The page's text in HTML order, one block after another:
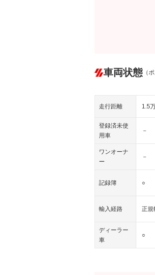
車両状態 （
走行距離 1.5
登録済未使
用車
－
ワンオーナ
ー
－
記録簿 ○
輸入経路 正規
ディーラー
車
○